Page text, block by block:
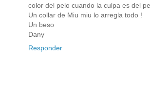
color del pelo cuando la culpa es del
Un collar de Miu miu lo arregla todo !
Un beso
Dany
Responder